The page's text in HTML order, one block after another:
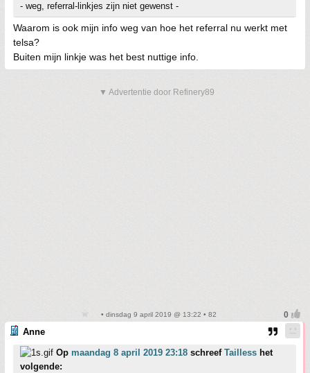
- weg, referral-linkjes zijn niet gewenst -
Waarom is ook mijn info weg van hoe het referral nu werkt met
telsa?
Buiten mijn linkje was het best nuttige info.
▼ Advertentie door Refinery89
• dinsdag 9 april 2019 @ 13:22 • 82
Anne
Op maandag 8 april 2019 23:18 schreef Tailless het
volgende: